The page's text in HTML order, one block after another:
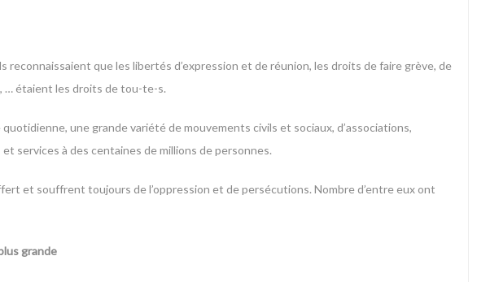
reconnaissaient que les libertés d’expression et de réunion, les droits de faire grève, de
… étaient les droits de tou-te-s.
une grande variété de mouvements civils et sociaux, d’associations,
services à des centaines de millions de personnes.
et souffrent toujours de l’oppression et de persécutions. Nombre d’entre eux ont
grande